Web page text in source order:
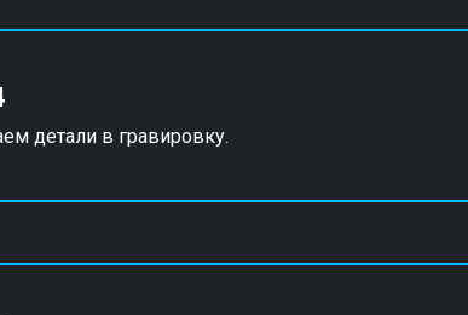
детали в гравировку.